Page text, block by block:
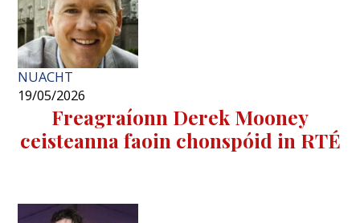
NUACHT
19/05/2026
Freagraíonn Derek Mooney
ceisteanna faoin chonspóid in RTÉ